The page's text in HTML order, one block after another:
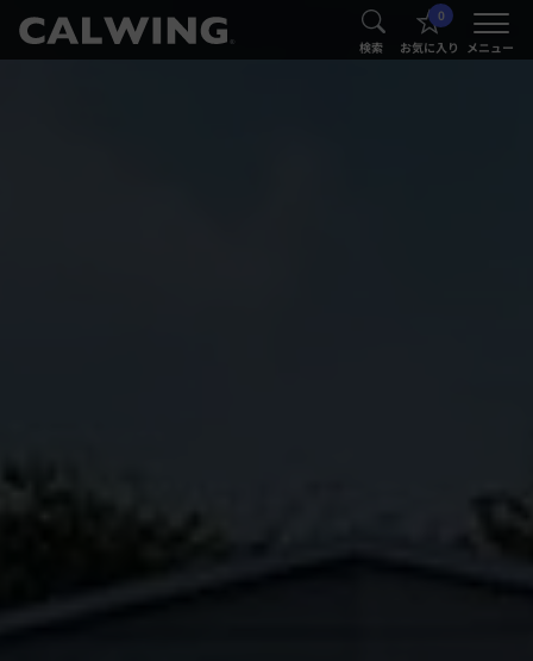
® 検索
0
お気に入り メニュー
®